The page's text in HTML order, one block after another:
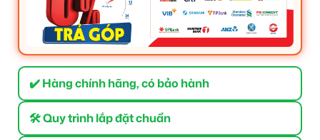
✔️ Hàng chính hãng, có bảo hành
🛠 Quy trình lắp đặt chuẩn